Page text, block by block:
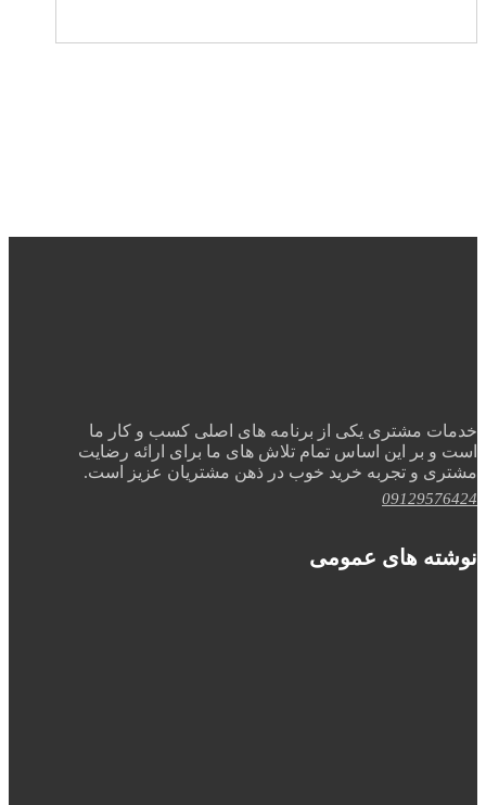
خدمات مشتری یکی از برنامه های اصلی کسب و کار ما
است و بر این اساس تمام تلاش های ما برای ارائه رضایت
مشتری و تجربه خرید خوب در ذهن مشتریان عزیز است.
09129576424
نوشته های عمومی